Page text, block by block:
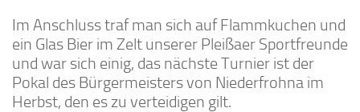
Im Anschluss traf man sich auf Flammkuchen und
ein Glas Bier im Zelt unserer Pleißaer Sportfreunde
und war sich einig, das nächste Turnier ist der
Pokal des Bürgermeisters von Niederfrohna im
Herbst, den es zu verteidigen gilt.